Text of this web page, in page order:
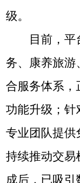
级。
目前，平台
务、康养旅游
合服务体系，
功能升级；针
专业团队提供
持续推动交易
成后，已吸